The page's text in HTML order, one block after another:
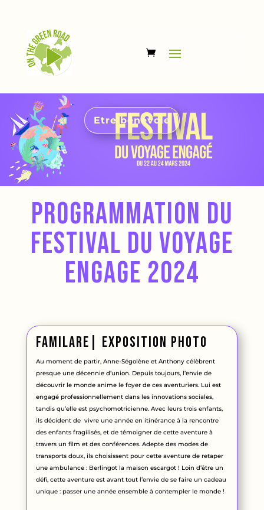
Etre bénévole
programmation du
festival du voyage
engage 2024
familare| Exposition photo
Au moment de partir, Anne-Ségolène et Anthony célèbrent
presque une décennie d’union. Depuis toujours, l’envie de
découvrir le monde anime le foyer de ces aventuriers. Lui est
engagé professionnellement dans les innovations sociales,
tandis qu’elle est psychomotricienne. Avec leurs trois enfants,
ils décident de vivre une année en itinérance à la rencontre
des enfants fragilisés, et de témoigner de cette aventure à
travers un film et des conférences. Adepte des modes de
transports doux, ils choisissent pour cette aventure de retaper
une ambulance : Berlingot la maison escargot ! Loin d’être un
défi, cette aventure est avant tout l’envie de se faire un cadeau
unique : passer une année ensemble à contempler le monde !